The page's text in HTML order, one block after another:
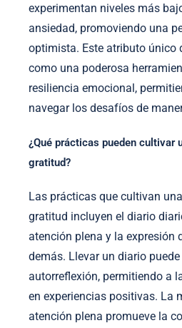
experimentan niveles más
ansiedad, promoviendo una
optimista. Este atributo único
como una poderosa
resiliencia emocional,
navegar los desafíos de
¿Qué prácticas pueden cultivar
gratitud?
Las prácticas que cultivan
gratitud incluyen el diario
atención plena y la expresión
demás. Llevar un diario
autorreflexión, permitiendo a
en experiencias positivas. La
atención plena promueve la